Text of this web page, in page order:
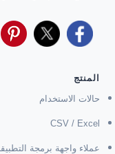
المنتج
حالات الاستخدام
CSV / Excel
عملاء واجهة برمجة